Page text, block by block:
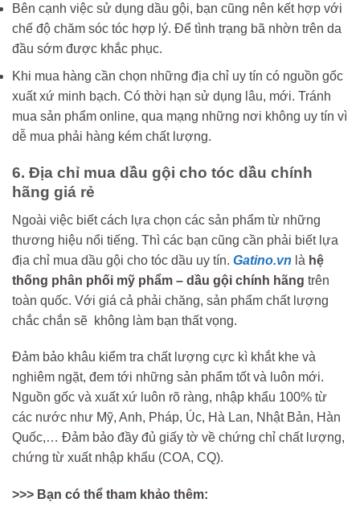
Bên cạnh việc sử dụng dầu gội, bạn cũng nên kết hợp với
chế độ chăm sóc tóc hợp lý. Để tình trạng bã nhờn trên da
đầu sớm được khắc phục.
Khi mua hàng cần chọn những địa chỉ uy tín có nguồn gốc
xuất xứ minh bạch. Có thời hạn sử dụng lâu, mới. Tránh
mua sản phẩm online, qua mạng những nơi không uy tín vì
dễ mua phải hàng kém chất lượng.
6. Địa chỉ mua dầu gội cho tóc dầu chính
hãng giá rẻ
Ngoài việc biết cách lựa chọn các sản phẩm từ những
thương hiệu nổi tiếng. Thì các bạn cũng cần phải biết lựa
địa chỉ mua dầu gội cho tóc dầu uy tín. Gatino.vn là hệ
thống phân phối mỹ phẩm – dầu gội chính hãng trên
toàn quốc. Với giá cả phải chăng, sản phẩm chất lượng
chắc chắn sẽ không làm bạn thất vọng.
Đảm bảo khâu kiểm tra chất lượng cực kì khắt khe và
nghiêm ngặt, đem tới những sản phẩm tốt và luôn mới.
Nguồn gốc và xuất xứ luôn rõ ràng, nhập khẩu 100% từ
các nước như Mỹ, Anh, Pháp, Úc, Hà Lan, Nhật Bản, Hàn
Quốc,… Đảm bảo đầy đủ giấy tờ về chứng chỉ chất lượng,
chứng từ xuất nhập khẩu (COA, CQ).
>>> Bạn có thể tham khảo thêm: